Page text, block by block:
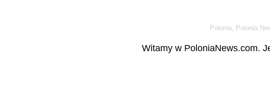
Polonia, Polonia
Witamy w PoloniaNews.com.